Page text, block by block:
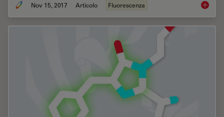
Nov 15, 2017 Articolo Fluorescenza The